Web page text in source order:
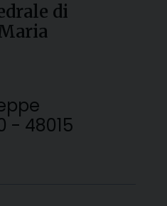
di
- 48015